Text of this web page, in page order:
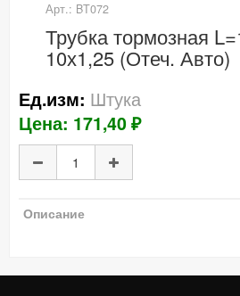
Арт.: BT072
Трубка тормозная
10х1,25 (Отеч. Авто)
Ед.изм: Штука
Цена: 171,40 ₽
Описание